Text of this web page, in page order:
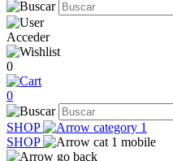
Acceder
0
0
SHOP
SHOP